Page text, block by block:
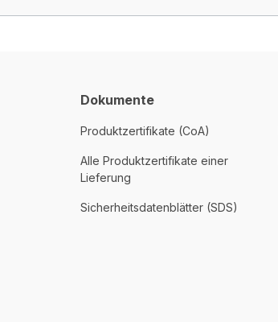
Dokumente
Produktzertifikate (CoA)
Alle Produktzertifikate einer
Lieferung
Sicherheitsdatenblätter (SDS)